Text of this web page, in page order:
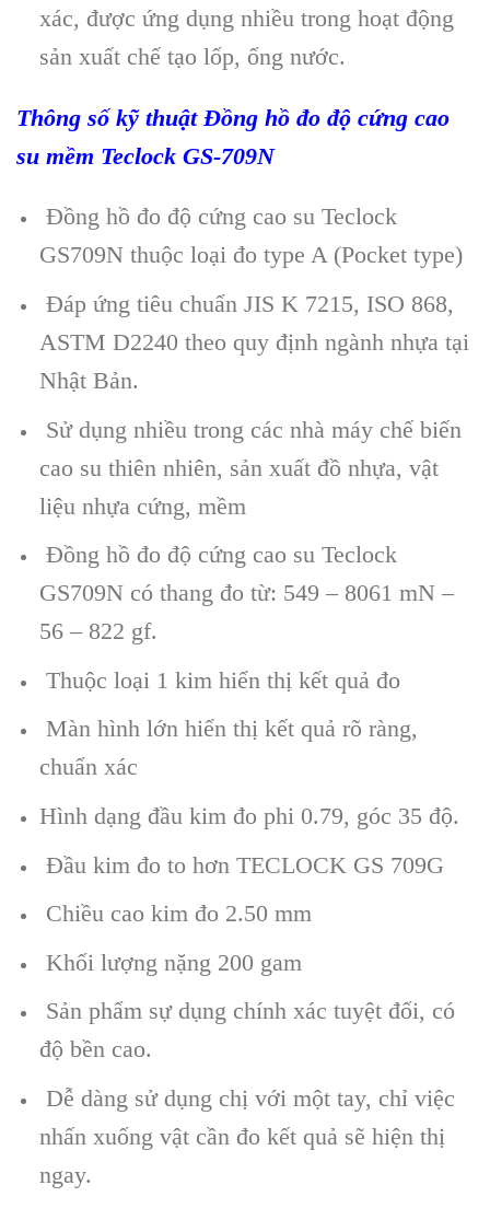
xác, được ứng dụng nhiều trong hoạt động
sản xuất chế tạo lốp, ống nước.
Thông số kỹ thuật Đồng hồ đo độ cứng cao
su mềm Teclock GS-709N
Đồng hồ đo độ cứng cao su Teclock
GS709N thuộc loại đo type A (Pocket type)
Đáp ứng tiêu chuẩn JIS K 7215, ISO 868,
ASTM D2240 theo quy định ngành nhựa tại
Nhật Bản.
Sử dụng nhiều trong các nhà máy chế biến
cao su thiên nhiên, sản xuất đồ nhựa, vật
liệu nhựa cứng, mềm
Đồng hồ đo độ cứng cao su Teclock
GS709N có thang đo từ: 549 – 8061 mN –
56 – 822 gf.
Thuộc loại 1 kim hiển thị kết quả đo
Màn hình lớn hiển thị kết quả rõ ràng,
chuẩn xác
Hình dạng đầu kim đo phi 0.79, góc 35 độ.
Đầu kim đo to hơn TECLOCK GS 709G
Chiều cao kim đo 2.50 mm
Khối lượng nặng 200 gam
Sản phẩm sự dụng chính xác tuyệt đối, có
độ bền cao.
Dễ dàng sử dụng chị với một tay, chỉ việc
nhấn xuống vật cần đo kết quả sẽ hiện thị
ngay.